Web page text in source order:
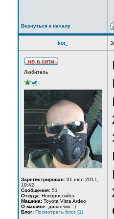
Вернуться к началу
kot_
Любитель
Зарегистрирован: 01 июл 2017,
19:42
Сообщения: 51
Откуда: Новороссийск
Машина: Toyota Vista Ardeo
О машине: диванчик =)
Блог: Посмотреть блог (1)